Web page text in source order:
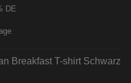
DE
Breakfast T-shirt Schwarz